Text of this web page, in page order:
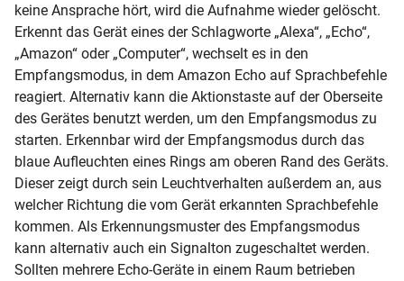
keine Ansprache hört, wird die Aufnahme wieder gelöscht.
Erkennt das Gerät eines der Schlagworte „Alexa“, „Echo“,
„Amazon“ oder „Computer“, wechselt es in den
Empfangsmodus, in dem Amazon Echo auf Sprachbefehle
reagiert. Alternativ kann die Aktionstaste auf der Oberseite
des Gerätes benutzt werden, um den Empfangsmodus zu
starten. Erkennbar wird der Empfangsmodus durch das
blaue Aufleuchten eines Rings am oberen Rand des Geräts.
Dieser zeigt durch sein Leuchtverhalten außerdem an, aus
welcher Richtung die vom Gerät erkannten Sprachbefehle
kommen. Als Erkennungsmuster des Empfangsmodus
kann alternativ auch ein Signalton zugeschaltet werden.
Sollten mehrere Echo-Geräte in einem Raum betrieben